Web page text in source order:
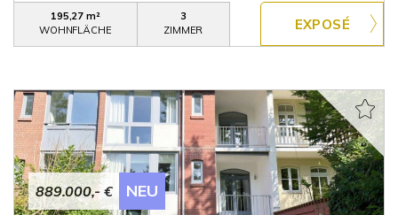
195,27 m²
WOHNFLÄCHE
3
ZIMMER
889.000,- € NEU